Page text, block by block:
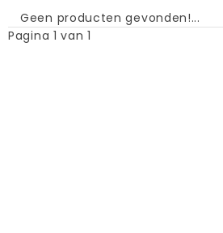
Geen producten gevonden!...
Pagina 1 van 1